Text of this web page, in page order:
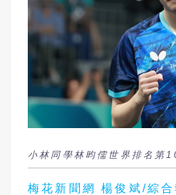
小林同學林昀儒世界排名第
梅花新聞網 楊俊斌/綜合